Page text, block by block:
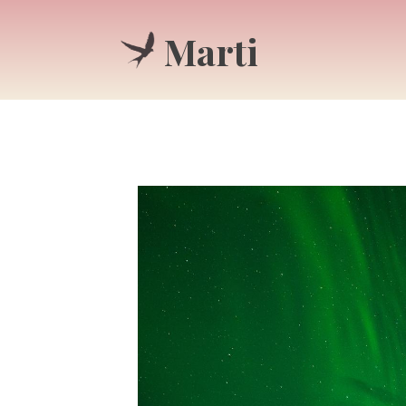
Marti